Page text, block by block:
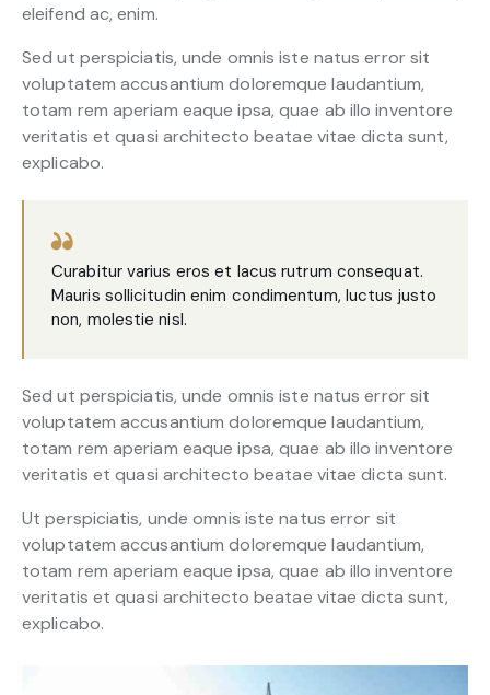
eleifend ac, enim.
Sed ut perspiciatis, unde omnis iste natus error sit
voluptatem accusantium doloremque laudantium,
totam rem aperiam eaque ipsa, quae ab illo inventore
veritatis et quasi architecto beatae vitae dicta sunt,
explicabo.
Curabitur varius eros et lacus rutrum consequat.
Mauris sollicitudin enim condimentum, luctus justo
non, molestie nisl.
Sed ut perspiciatis, unde omnis iste natus error sit
voluptatem accusantium doloremque laudantium,
totam rem aperiam eaque ipsa, quae ab illo inventore
veritatis et quasi architecto beatae vitae dicta sunt.
Ut perspiciatis, unde omnis iste natus error sit
voluptatem accusantium doloremque laudantium,
totam rem aperiam eaque ipsa, quae ab illo inventore
veritatis et quasi architecto beatae vitae dicta sunt,
explicabo.